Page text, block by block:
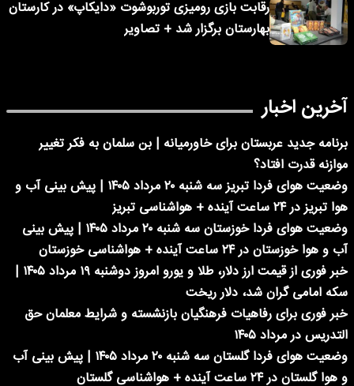
رقابت بازی رومیزی توربوشوت «دایکاپ» در کارستان
بهارستان برگزار شد + تصاویر
آخرین اخبار
برنامه جدید عربستان برای خاورمیانه | بن سلمان به فکر تغییر
موازنه قدرت افتاد؟
وضعیت هوای فردا تبریز سه شنبه ۲۰ مرداد ۱۴۰۵ | پیش بینی آب و
هوا تبریز در ۲۴ ساعت آینده + هواشناسی تبریز
وضعیت هوای فردا خوزستان سه شنبه ۲۰ مرداد ۱۴۰۵ | پیش بینی
آب و هوا خوزستان در ۲۴ ساعت آینده + هواشناسی خوزستان
خبر فوری از قیمت ارز دلار، طلا و یورو امروز دوشنبه ۱۹ مرداد ۱۴۰۵ |
سکه امامی گران شد، دلار ریخت
خبر فوری برای رفاهیات فرهنگیان بازنشسته و شرایط معلمان حق
التدریس در مرداد ۱۴۰۵
وضعیت هوای فردا گلستان سه شنبه ۲۰ مرداد ۱۴۰۵ | پیش بینی آب
و هوا گلستان در ۲۴ ساعت آینده + هواشناسی گلستان